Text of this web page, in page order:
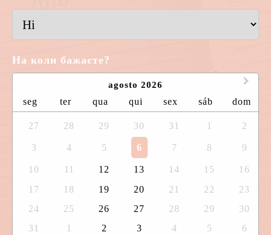
На коли бажаєте?
agosto 2026
seg ter qua qui sex sáb dom
27 28 29 30 31 1 2
3 4 5 6 7 8 9
10 11 12 13 14 15
16
17
18 19 20 21 22
23
24
25 26 27 28 29
30
31
1 2 3 4 5 6